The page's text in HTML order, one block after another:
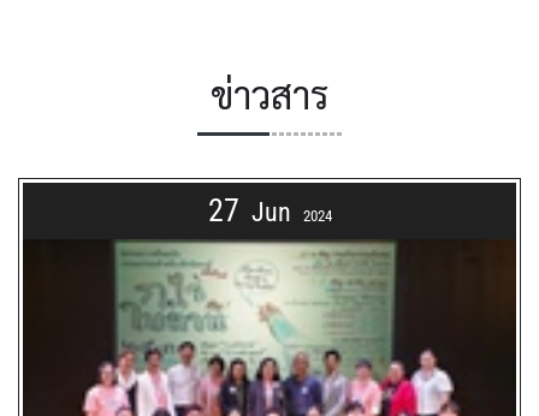
ข่าวสาร
27 Jun 2024